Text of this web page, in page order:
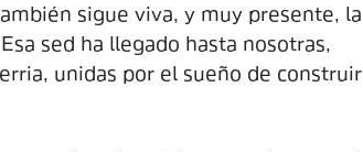
sigue viva, y muy presente, la
sed ha llegado hasta nosotras,
unidas por el sueño de construir